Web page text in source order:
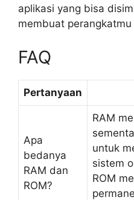
aplikasi yang bisa
membuat
FAQ
Pertanyaan
Apa
bedanya
RAM dan
ROM?
RAM
untuk
sistem
ROM